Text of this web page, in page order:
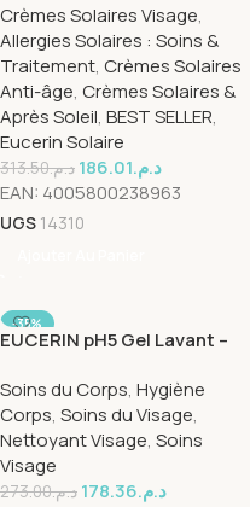
Crèmes Solaires Visage,
Allergies Solaires : Soins &
Traitement, Crèmes Solaires
Anti-âge, Crèmes Solaires &
Après Soleil, BEST SELLER,
Eucerin Solaire
د.م.313.50 د.م.186.01
EAN: 4005800238963
UGS 14310
-35%
EUCERIN pH5 Gel Lavant –
Soins du Corps, Hygiène
Corps, Soins du Visage,
Nettoyant Visage, Soins
Visage
د.م.273.00 د.م.178.36